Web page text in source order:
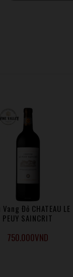
Vang Đỏ CHATEAU LE
PEUY SAINCRIT
750.000VND